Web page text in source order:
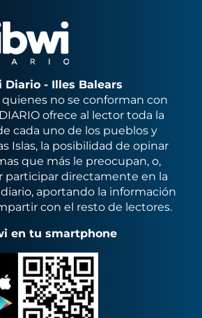
Diario - Illes Balears
quienes no se conforman con
ofrece al lector toda la
cada uno de los pueblos y
Islas, la posibilidad de opinar
que más le preocupan, o,
participar directamente en la
aportando la información
con el resto de lectores.
en tu smartphone